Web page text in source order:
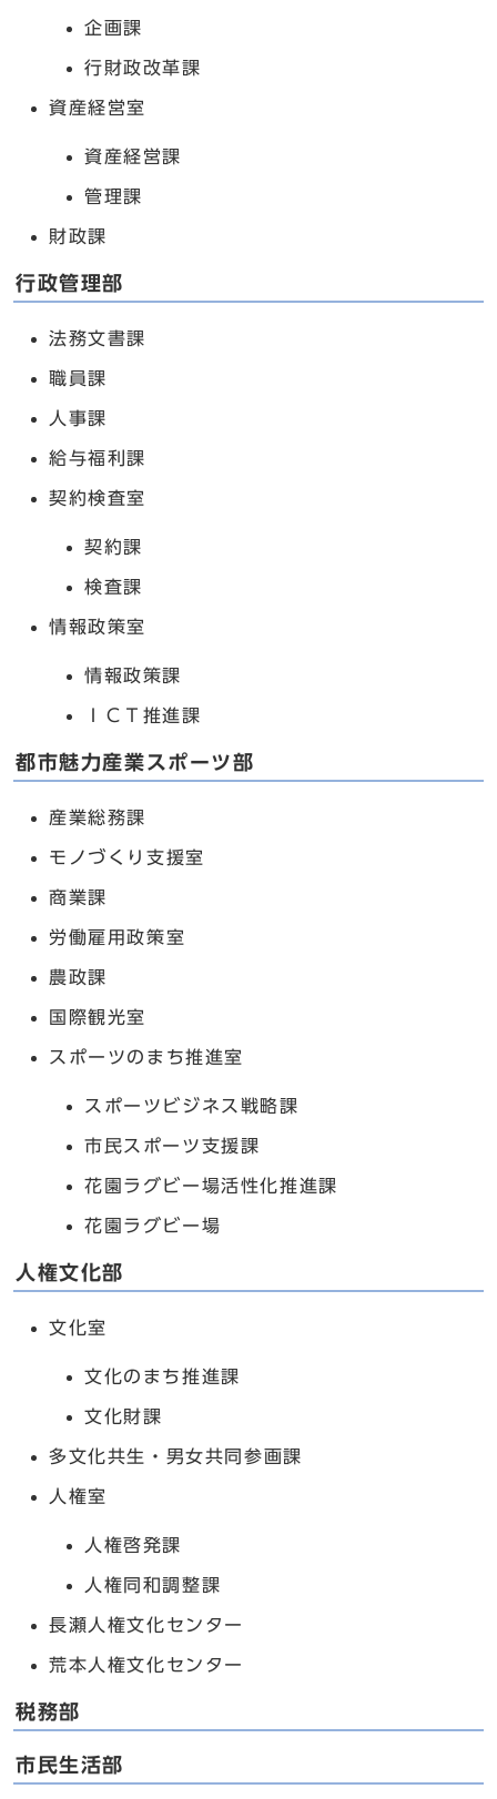
企画課
行財政改革課
資産経営室
資産経営課
管理課
財政課
行政管理部
法務文書課
職員課
人事課
給与福利課
契約検査室
契約課
検査課
情報政策室
情報政策課
ＩＣＴ推進課
都市魅力産業スポーツ部
産業総務課
モノづくり支援室
商業課
労働雇用政策室
農政課
国際観光室
スポーツのまち推進室
スポーツビジネス戦略課
市民スポーツ支援課
花園ラグビー場活性化推進課
花園ラグビー場
人権文化部
文化室
文化のまち推進課
文化財課
多文化共生・男女共同参画課
人権室
人権啓発課
人権同和調整課
長瀬人権文化センター
荒本人権文化センター
税務部
市民生活部